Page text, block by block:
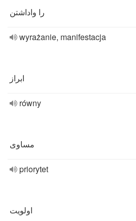
را واداشتن
wyrażanie, manifestacja
ابراز
równy
مساوی
priorytet
اولویت